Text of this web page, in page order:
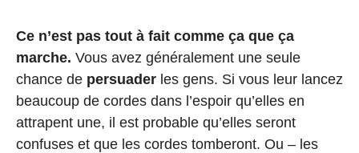
Ce n’est pas tout à fait comme ça que ça
marche. Vous avez généralement une seule
chance de persuader les gens. Si vous leur lancez
beaucoup de cordes dans l’espoir qu’elles en
attrapent une, il est probable qu’elles seront
confuses et que les cordes tomberont. Ou – les